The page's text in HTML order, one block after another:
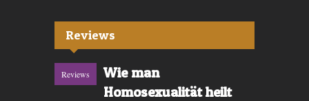
Reviews
Reviews
Wie man
Homosexualität heilt